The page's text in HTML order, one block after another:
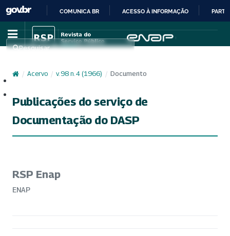
IR
PARA
CONTEÚDO
COMUNICA BR ACESSO À INFORMAÇÃO
Pesquisar
/ Acervo / v. 98 n. 4 (1966) / Documento
Publicações do serviço de
Documentação do DASP
RSP Enap
ENAP